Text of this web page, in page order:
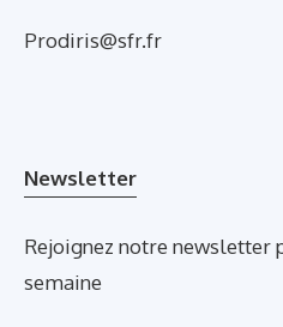
Prodiris@sfr.fr
Newsletter
Rejoignez notre newsletter
semaine